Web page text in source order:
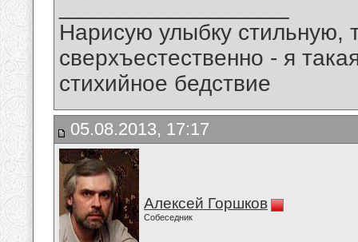
Нарисую улыбку стильную,
сверхъестественно - я
стихийное бедствие
05.08.2013, 17:17
Алексей Горшков
Собеседник